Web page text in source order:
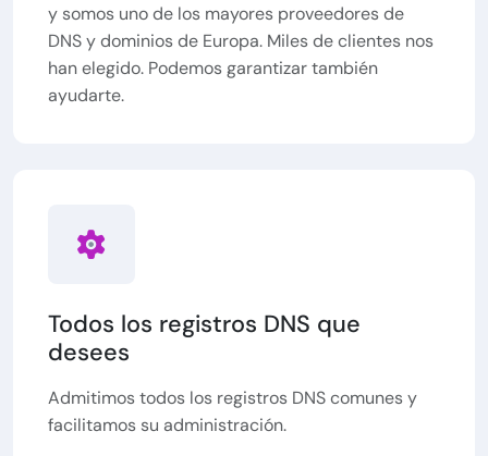
y somos uno de los mayores proveedores de
DNS y dominios de Europa. Miles de clientes nos
han elegido. Podemos garantizar también
ayudarte.
Todos los registros DNS que
desees
Admitimos todos los registros DNS comunes y
facilitamos su administración.